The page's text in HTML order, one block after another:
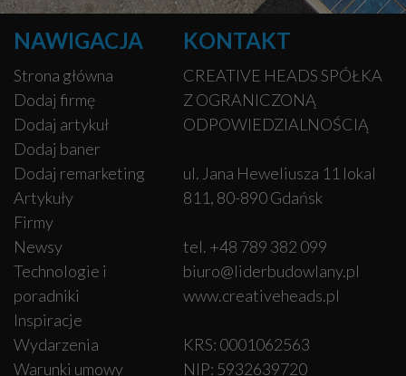
NAWIGACJA
Strona główna
Dodaj firmę
Dodaj artykuł
Dodaj baner
Dodaj remarketing
Artykuły
Firmy
Newsy
Technologie i
poradniki
Inspiracje
Wydarzenia
Warunki umowy
KONTAKT
CREATIVE HEADS SPÓŁKA
Z OGRANICZONĄ
ODPOWIEDZIALNOŚCIĄ
ul. Jana Heweliusza 11 lokal
811, 80-890 Gdańsk
tel. +48 789 382 099
biuro@liderbudowlany.pl
www.creativeheads.pl
KRS: 0001062563
NIP: 5932639720